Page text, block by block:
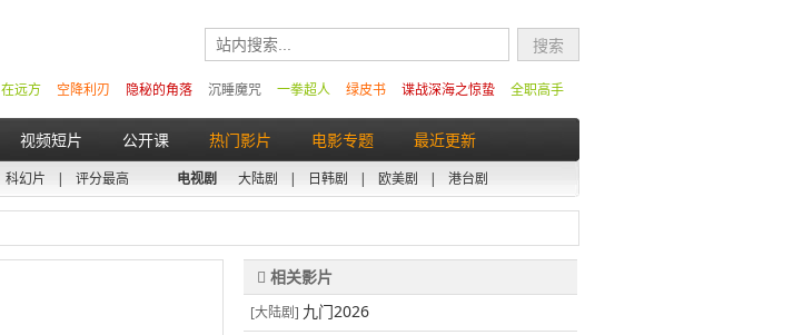
全职高手
谍战深海之惊蛰
绿皮书
一拳超人
沉睡魔咒
隐秘的角落
空降利刃
在远方
视频短片 公开课 热门影片 电影专题 最近更新
科幻片 | 评分最高 电视剧 大陆剧 | 日韩剧 | 欧美剧 | 港台剧
相关影片
[大陆剧] 九门2026